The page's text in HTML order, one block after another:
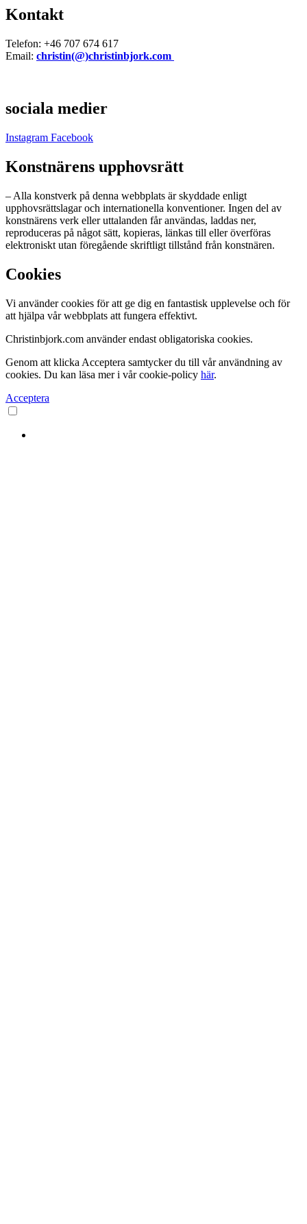
Kontakt
Telefon: +46 707 674 617
Email: christin(@)christinbjork.com
sociala medier
Instagram Facebook
Konstnärens upphovsrätt
– Alla konstverk på denna webbplats är skyddade enligt
upphovsrättslagar och internationella konventioner. Ingen del av
konstnärens verk eller uttalanden får användas, laddas ner,
reproduceras på något sätt, kopieras, länkas till eller överföras
elektroniskt utan föregående skriftligt tillstånd från konstnären.
Cookies
Vi använder cookies för att ge dig en fantastisk upplevelse och för
att hjälpa vår webbplats att fungera effektivt.
Christinbjork.com använder endast obligatoriska cookies.
Genom att klicka Acceptera samtycker du till vår användning av
cookies. Du kan läsa mer i vår cookie-policy här.
Acceptera